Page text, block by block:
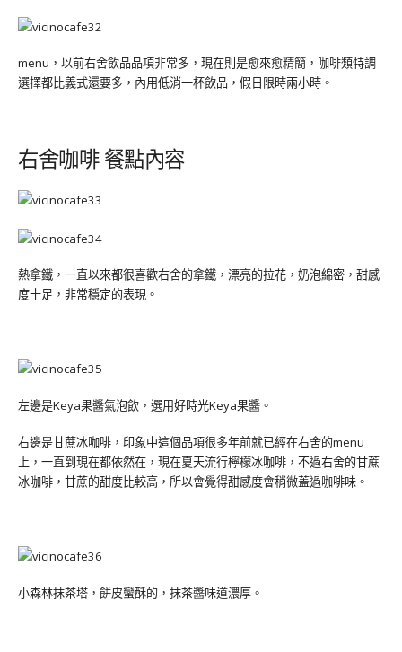
menu，以前右舍飲品品項非常多，現在則是愈來愈精簡，咖啡類特調
選擇都比義式還要多，內用低消一杯飲品，假日限時兩小時。
右舍咖啡 餐點內容
熱拿鐵，一直以來都很喜歡右舍的拿鐵，漂亮的拉花，奶泡綿密，甜感
度十足，非常穩定的表現。
左邊是Keya果醬氣泡飲，選用好時光Keya果醬。
右邊是甘蔗冰咖啡，印象中這個品項很多年前就已經在右舍的menu
上，一直到現在都依然在，現在夏天流行檸檬冰咖啡，不過右舍的甘蔗
冰咖啡，甘蔗的甜度比較高，所以會覺得甜感度會稍微蓋過咖啡味。
小森林抹茶塔，餅皮蠻酥的，抹茶醬味道濃厚。